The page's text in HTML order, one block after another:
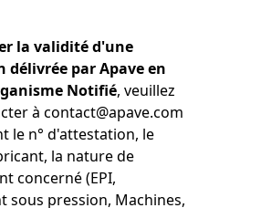
la validité d'une
par Apave en
Notifié, veuillez
à contact@apave.com
le n° d'attestation, le
la nature de
concerné (EPI,
sous pression, Machines,